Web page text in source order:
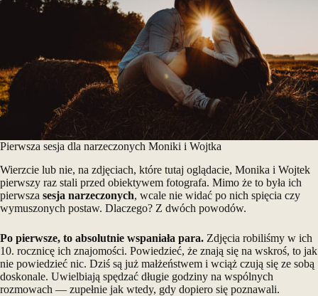
Pierwsza sesja dla narzeczonych Moniki i Wojtka
Wierzcie lub nie, na zdjęciach, które tutaj oglądacie, Monika i Wojtek
pierwszy raz stali przed obiektywem fotografa. Mimo że to była ich
pierwsza sesja narzeczonych, wcale nie widać po nich spięcia czy
wymuszonych postaw. Dlaczego? Z dwóch powodów.
Po pierwsze, to absolutnie wspaniała para. Zdjęcia robiliśmy w ich
10. rocznicę ich znajomości. Powiedzieć, że znają się na wskroś, to jak
nie powiedzieć nic. Dziś są już małżeństwem i wciąż czują się ze sobą
doskonale. Uwielbiają spędzać długie godziny na wspólnych
rozmowach — zupełnie jak wtedy, gdy dopiero się poznawali.